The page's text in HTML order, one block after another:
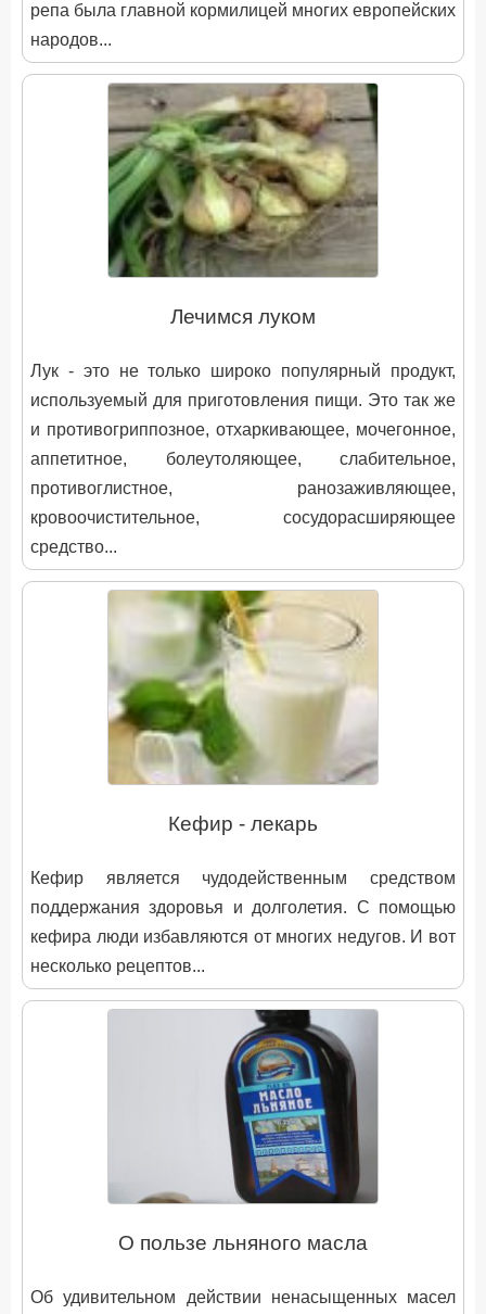
репа была главной кормилицей многих европейских
народов...
Лечимся луком
Лук - это не только широко популярный продукт,
используемый для приготовления пищи. Это так же
и противогриппозное, отхаркивающее, мочегонное,
аппетитное, болеутоляющее, слабительное,
противоглистное, ранозаживляющее,
кровоочистительное, сосудорасширяющее
средство...
Кефир - лекарь
Кефир является чудодейственным средством
поддержания здоровья и долголетия. С помощью
кефира люди избавляются от многих недугов. И вот
несколько рецептов...
О пользе льняного масла
Об удивительном действии ненасыщенных масел